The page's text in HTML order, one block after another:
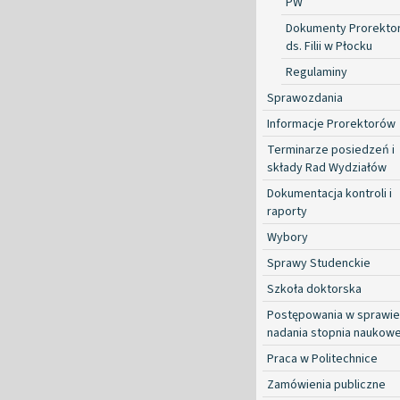
Dokumenty
ds. Filii w Płocku
Regulaminy
Sprawozdania
Informacje Prorektorów
Terminarze posiedzeń i
składy Rad Wydziałów
Dokumentacja kontroli i
raporty
Wybory
Sprawy Studenckie
Szkoła doktorska
Postępowania w sprawie
nadania stopnia
Praca w Politechnice
Zamówienia publiczne